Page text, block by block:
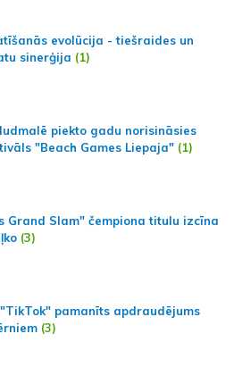
evolūcija - tiešraides un
sinerģija (1)
piekto gadu norisināsies
"Beach Games Liepaja" (1)
Grand Slam" čempiona titulu izcīna
(3)
pamanīts apdraudējums
(3)